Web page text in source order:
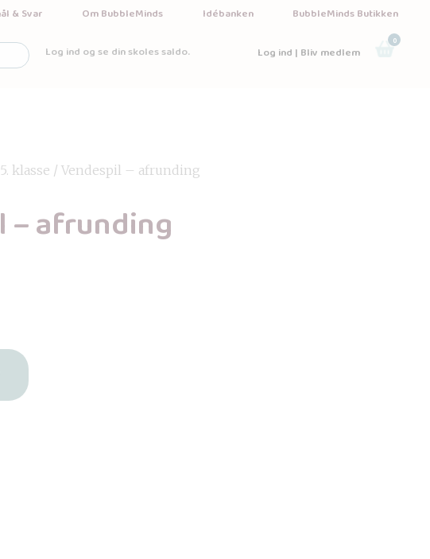
& Svar Om BubbleMinds Idébanken BubbleMinds Butikken
Log ind og se din skoles saldo. Log ind | Bliv medlem
0
5. klasse / Vendespil – afrunding
– afrunding